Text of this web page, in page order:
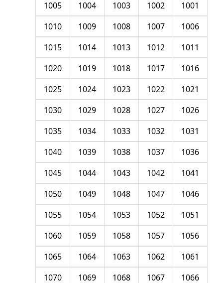
1001
1002
1003
1004
1005
1006
1007
1008
1009
1010
1011
1012
1013
1014
1015
1016
1017
1018
1019
1020
1021
1022
1023
1024
1025
1026
1027
1028
1029
1030
1031
1032
1033
1034
1035
1036
1037
1038
1039
1040
1041
1042
1043
1044
1045
1046
1047
1048
1049
1050
1051
1052
1053
1054
1055
1056
1057
1058
1059
1060
1061
1062
1063
1064
1065
1066
1067
1068
1069
1070